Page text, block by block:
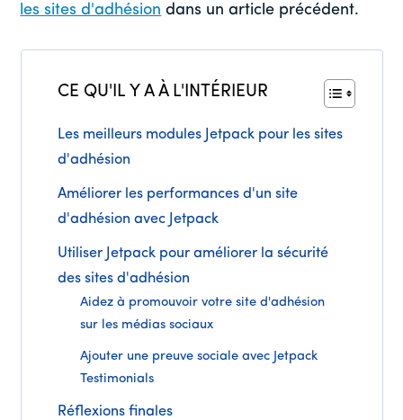
les sites d'adhésion dans un article précédent.
CE QU'IL Y A À L'INTÉRIEUR
Les meilleurs modules Jetpack pour les sites
d'adhésion
Améliorer les performances d'un site
d'adhésion avec Jetpack
Utiliser Jetpack pour améliorer la sécurité
des sites d'adhésion
Aidez à promouvoir votre site d'adhésion
sur les médias sociaux
Ajouter une preuve sociale avec Jetpack
Testimonials
Réflexions finales